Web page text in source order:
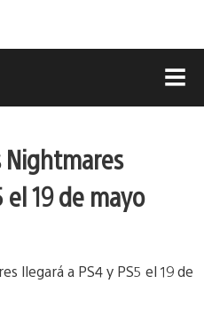
Nightmares
el 19 de mayo